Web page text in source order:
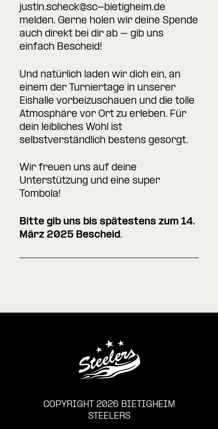
justin.scheck@sc-bietigheim.de
melden. Gerne holen wir deine Spende
auch direkt bei dir ab – gib uns
einfach Bescheid!
Und natürlich laden wir dich ein, an
einem der Turniertage in unserer
Eishalle vorbeizuschauen und die tolle
Atmosphäre vor Ort zu erleben. Für
dein leibliches Wohl ist
selbstverständlich bestens gesorgt.
Wir freuen uns auf deine
Unterstützung und eine super
Tombola!
Bitte gib uns bis spätestens zum 14.
März 2025 Bescheid.
COPYRIGHT 2026 BIETIGHEIM
STEELERS